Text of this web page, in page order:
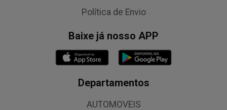
Política de Envio
Baixe já nosso APP
Departamentos
AUTOMOVEIS